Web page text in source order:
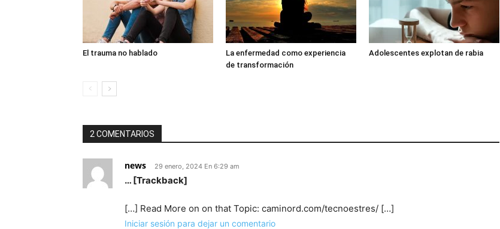
El trauma no hablado
La enfermedad como experiencia
de transformación
Adolescentes explotan de rabia
2 COMENTARIOS
news 29 enero, 2024 En 6:29 am
… [Trackback]
[…] Read More on on that Topic: caminord.com/tecnoestres/ […]
Iniciar sesión para dejar un comentario